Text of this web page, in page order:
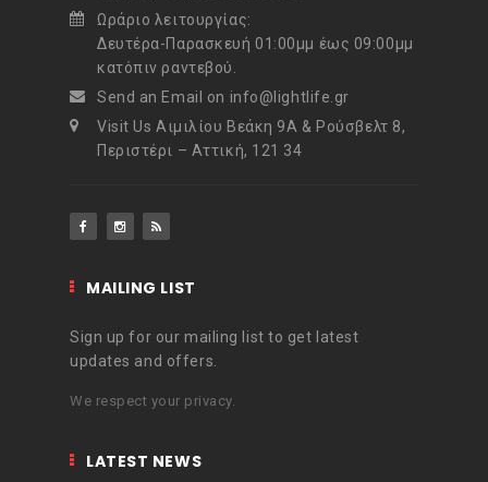
Ωράριο λειτουργίας:
Δευτέρα-Παρασκευή 01:00μμ έως 09:00μμ
κατόπιν ραντεβού.
Send an Email on info@lightlife.gr
Visit Us Αιμιλίου Βεάκη 9Α & Ρούσβελτ 8,
Περιστέρι – Αττική, 121 34
MAILING LIST
Sign up for our mailing list to get latest
updates and offers.
We respect your privacy.
LATEST NEWS